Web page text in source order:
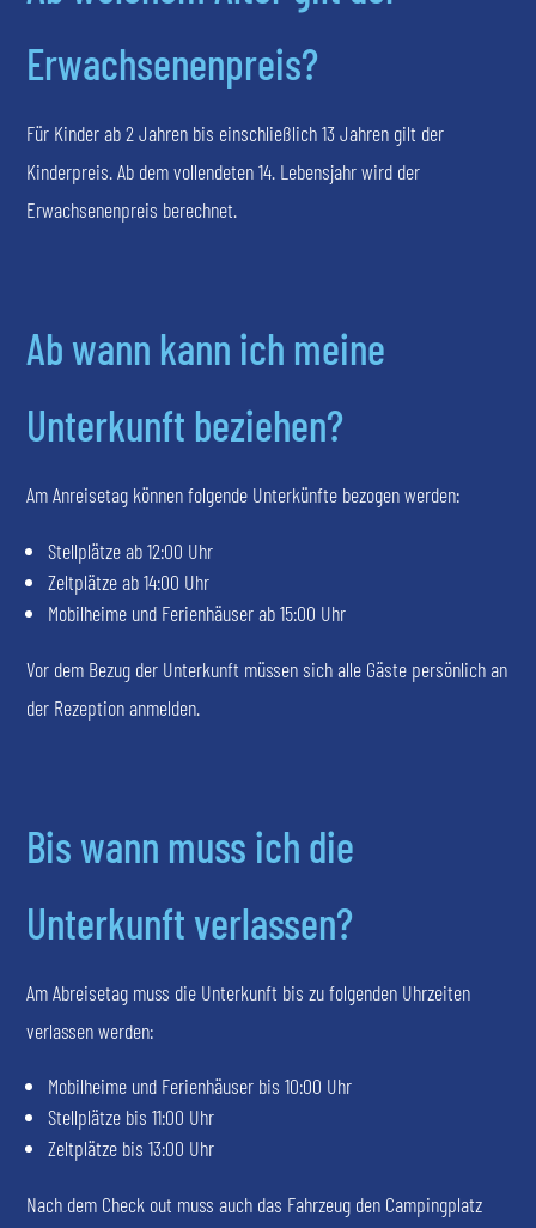
Erwachsenenpreis?
Für Kinder ab 2 Jahren bis einschließlich 13 Jahren gilt der
Kinderpreis. Ab dem vollendeten 14. Lebensjahr wird der
Erwachsenenpreis berechnet.
Ab wann kann ich meine
Unterkunft beziehen?
Am Anreisetag können folgende Unterkünfte bezogen werden:
Stellplätze ab 12:00 Uhr
Zeltplätze ab 14:00 Uhr
Mobilheime und Ferienhäuser ab 15:00 Uhr
Vor dem Bezug der Unterkunft müssen sich alle Gäste persönlich an
der Rezeption anmelden.
Bis wann muss ich die
Unterkunft verlassen?
Am Abreisetag muss die Unterkunft bis zu folgenden Uhrzeiten
verlassen werden:
Mobilheime und Ferienhäuser bis 10:00 Uhr
Stellplätze bis 11:00 Uhr
Zeltplätze bis 13:00 Uhr
Nach dem Check out muss auch das Fahrzeug den Campingplatz